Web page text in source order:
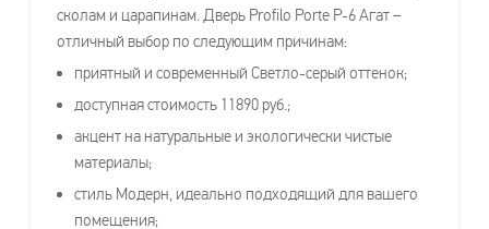
сколам и царапинам. Дверь Profilo Porte P-6 Агат –
отличный выбор по следующим причинам:
приятный и современный Светло-серый оттенок;
доступная стоимость 11890 руб.;
акцент на натуральные и экологически чистые
материалы;
стиль Модерн, идеально подходящий для вашего
помещения;